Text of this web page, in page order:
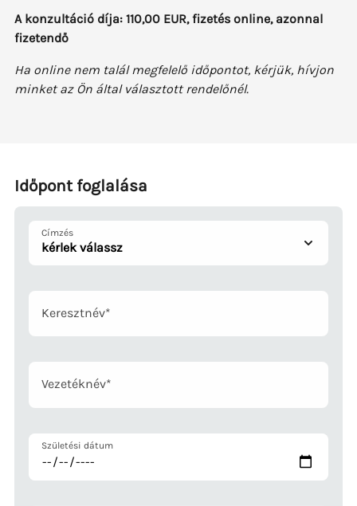
A konzultáció díja: 110,00 EUR, fizetés online, azonnal
fizetendő
Ha online nem talál megfelelő időpontot, kérjük, hívjon
minket az Ön által választott rendelőnél.
Időpont foglalása
Címzés
Mandatory
Keresztnév*
Mandatory
Vezetéknév*
Születési dátum